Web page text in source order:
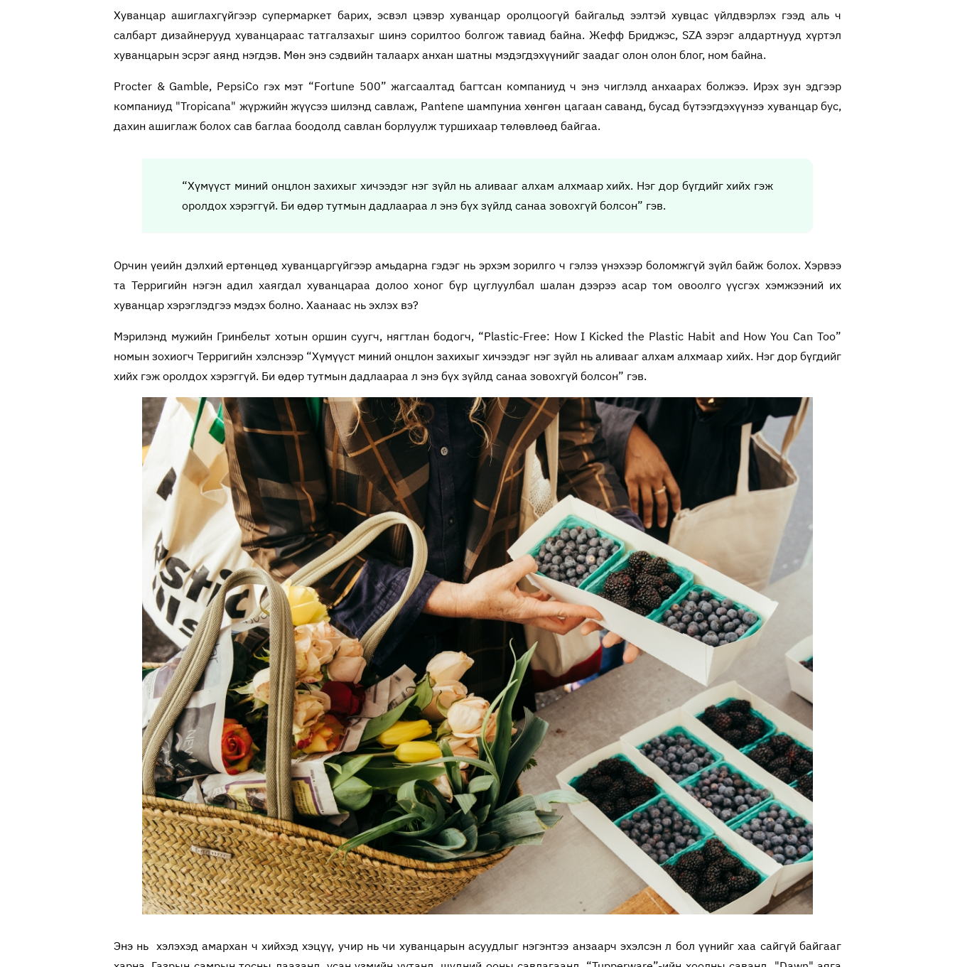
Хуванцар ашиглахгүйгээр супермаркет барих, эсвэл цэвэр хуванцар оролцоогүй байгальд ээлтэй хувцас үйлдвэрлэх гээд аль ч
салбарт дизайнерууд хуванцараас татгалзахыг шинэ сорилтоо болгож тавиад байна. Жефф Бриджэс, SZA зэрэг алдартнууд хүртэл
хуванцарын эсрэг аянд нэгдэв. Мөн энэ сэдвийн талаарх анхан шатны мэдэгдэхүүнийг заадаг олон олон блог, ном байна.
Procter & Gamble, PepsiCo гэх мэт “Fortune 500” жагсаалтад багтсан компаниуд ч энэ чиглэлд анхаарах болжээ. Ирэх зун эдгээр
компаниуд "Tropicana" жүржийн жүүсээ шилэнд савлаж, Pantene шампуниа хөнгөн цагаан саванд, бусад бүтээгдэхүүнээ хуванцар бус,
дахин ашиглаж болох сав баглаа боодолд савлан борлуулж туршихаар төлөвлөөд байгаа.
“Хүмүүст миний онцлон захихыг хичээдэг нэг зүйл нь аливааг алхам алхмаар хийх. Нэг дор бүгдийг хийх гэж
оролдох хэрэггүй. Би өдөр тутмын дадлаараа л энэ бүх зүйлд санаа зовохгүй болсон” гэв.
Орчин үеийн дэлхий ертөнцөд хуванцаргүйгээр амьдарна гэдэг нь эрхэм зорилго ч гэлээ үнэхээр боломжгүй зүйл байж болох. Хэрвээ
та Терригийн нэгэн адил хаягдал хуванцараа долоо хоног бүр цуглуулбал шалан дээрээ асар том овоолго үүсгэх хэмжээний их
хуванцар хэрэглэдгээ мэдэх болно. Хаанаас нь эхлэх вэ?
Мэрилэнд мужийн Гринбельт хотын оршин суугч, нягтлан бодогч, “Plastic-Free: How I Kicked the Plastic Habit and How You Can Too”
номын зохиогч Терригийн хэлснээр “Хүмүүст миний онцлон захихыг хичээдэг нэг зүйл нь аливааг алхам алхмаар хийх. Нэг дор бүгдийг
хийх гэж оролдох хэрэггүй. Би өдөр тутмын дадлаараа л энэ бүх зүйлд санаа зовохгүй болсон” гэв.
Энэ нь хэлэхэд амархан ч хийхэд хэцүү, учир нь чи хуванцарын асуудлыг нэгэнтээ анзаарч эхэлсэн л бол үүнийг хаа сайгүй байгааг